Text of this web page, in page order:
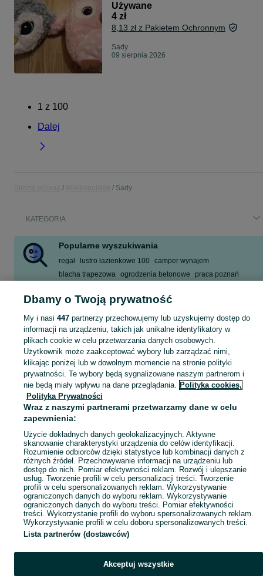
Używane
4 zł
8,13 zł z Pakietem Ochronnym
Sady
09 sierpnia 2026
1 z 100
Dalej
Sady
KATEGORIA
Popularne wyszukiwania
regał lustro łazienkowe 100
camper wynajem
blacha trapezowa ogrodzenia betonowe
praca poznań
Zobacz Więcej
Skorzystaj z największego serwisu ogłoszeniowego - Sady i okolice! Kupuj to, czego pragniesz i sprzedawaj to, czego już nie potrzebujesz!
Mapa kategorii
Mapa miejscowości
Mapa ministron
Popularne wyszukiwania
Dbamy o Twoją prywatność
My i nasi 447partnerzy przechowujemy lub uzyskujemy dostęp do
informacji na urządzeniu, takich jak unikalne identyfikatory w
plikach cookie w celu przetwarzania danych osobowych.
Użytkownik może zaakceptować wybory lub zarządzać nimi,
klikając poniżej lub w dowolnym momencie na stronie polityki
prywatności. Te wybory będą sygnalizowane naszym partnerom i
nie będą miały wpływu na dane przeglądania. Polityka cookies,
Polityka Prywatności
Wraz z naszymi partnerami przetwarzamy dane w celu
zapewnienia:
Użycie dokładnych danych geolokalizacyjnych. Aktywne
skanowanie charakterystyki urządzenia do celów identyfikacji.
Rozumienie odbiorców dzięki statystyce lub kombinacji danych z
różnych źródeł. Przechowywanie informacji na urządzeniu lub
dostęp do nich. Pomiar efektywności reklam. Rozwój i ulepszanie
usług. Tworzenie profili w celu personalizacji treści. Tworzenie
profili w celu spersonalizowanych reklam. Wykorzystywanie
ograniczonych danych do wyboru reklam. Wykorzystywanie
ograniczonych danych do wyboru treści. Pomiar efektywności
treści. Wykorzystanie profili do wyboru spersonalizowanych reklam.
Wykorzystywanie profili w celu doboru spersonalizowanych treści.
Lista partnerów (dostawców)
Akceptuj wszystkie